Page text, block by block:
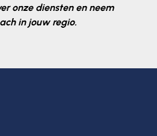
onze diensten en neem
in jouw regio.